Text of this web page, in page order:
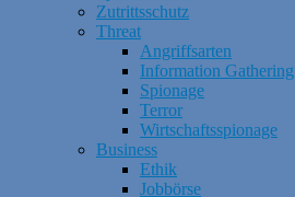
Zutrittsschutz
Threat
Angriffsarten
Information Gathering
Spionage
Terror
Wirtschaftsspionage
Business
Ethik
Jobbörse